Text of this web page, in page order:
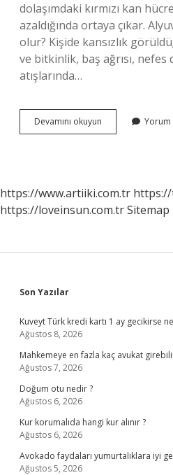
dolaşımdaki kırmızı kan
azaldığında ortaya çıkar.
olur? Kişide kansızlık
ve bitkinlik, baş ağrısı, nefes
atışlarında…
Devamını okuyun Kandaki
Alyuvarlar
Yorum
https://www.artiiki.com.tr
https://loveinsun.com.trSitemap
Sidebar
Son Yazılar
Kuveyt Türk kredi kartı 1 ay gecikirse
Ağustos 8, 2026
Mahkemeye en fazla kaç avukat
Ağustos 7, 2026
Doğum otu nedir ?
Ağustos 6, 2026
Kur korumalıda hangi kur alınır ?
Ağustos 6, 2026
Avokado faydaları yumurtalıklara iyi
Ağustos 5, 2026